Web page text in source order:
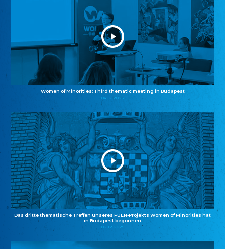
Women of Minorities: Third thematic meeting in Budapest
04.12.2025
Das dritte thematische Treffen unseres FUEN-Projekts Women of Minorities hat
in Budapest begonnen
02.12.2025